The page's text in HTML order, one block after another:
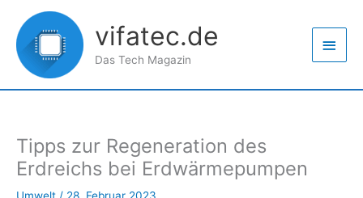
Inhalt
springen
vifatec.de
Das Tech Magazin
Tipps zur Regeneration des
Erdreichs bei Erdwärmepumpen